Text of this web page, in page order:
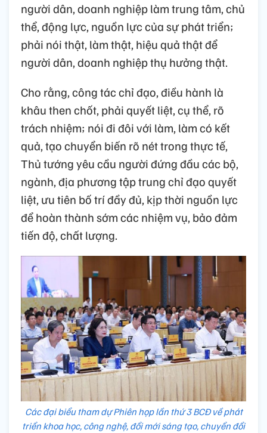
người dân, doanh nghiệp làm trung tâm, chủ
thể, động lực, nguồn lực của sự phát triển;
phải nói thật, làm thật, hiệu quả thật để
người dân, doanh nghiệp thụ hưởng thật.
Cho rằng, công tác chỉ đạo, điều hành là
khâu then chốt, phải quyết liệt, cụ thể, rõ
trách nhiệm; nói đi đôi với làm, làm có kết
quả, tạo chuyển biến rõ nét trong thực tế,
Thủ tướng yêu cầu người đứng đầu các bộ,
ngành, địa phương tập trung chỉ đạo quyết
liệt, ưu tiên bố trí đầy đủ, kịp thời nguồn lực
để hoàn thành sớm các nhiệm vụ, bảo đảm
tiến độ, chất lượng.
Các đại biểu tham dự Phiên họp lần thứ 3 BCĐ về phát
triển khoa học, công nghệ, đổi mới sáng tạo, chuyển đổi